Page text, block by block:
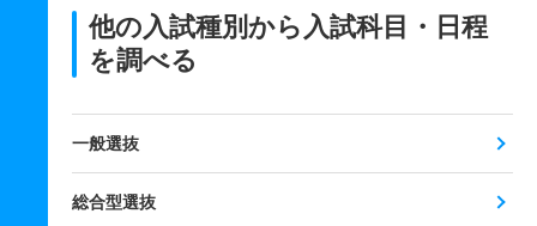
他の入試種別から入試科目・日程
を調べる
一般選抜
総合型選抜